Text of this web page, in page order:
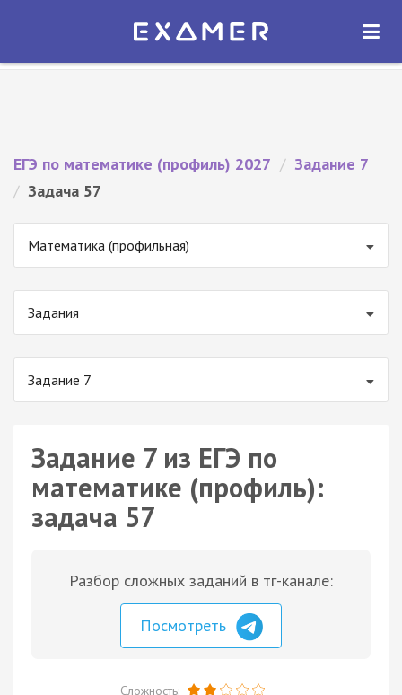
Экзамер — ЕГЭ 2027
ОТКРЫТЬ
ЕГЭ по математике (профиль) 2027 / Задание 7
/ Задача 57
Математика (профильная)
Задания
Задание 7
Задание 7 из ЕГЭ по
математике (профиль):
задача 57
Разбор сложных заданий в тг-канале:
Посмотреть
Сложность: